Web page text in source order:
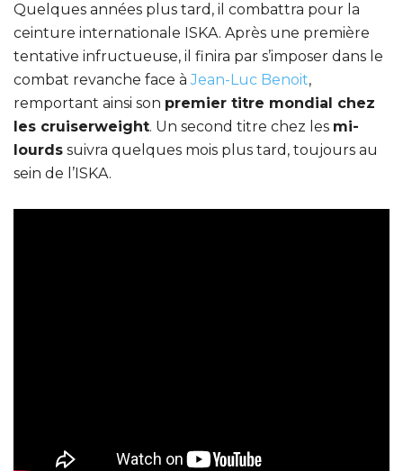
Quelques années plus tard, il combattra pour la
ceinture internationale ISKA. Après une première
tentative infructueuse, il finira par s’imposer dans le
combat revanche face àJean-Luc Benoit,
remportant ainsi son premier titre mondial chez
les cruiserweight. Un second titre chez les mi-
lourds suivra quelques mois plus tard, toujours au
sein de l’ISKA.